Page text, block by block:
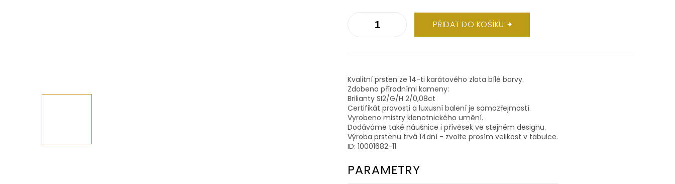
PŘIDAT DO KOŠÍKU
Kvalitní prsten ze 14-ti karátového zlata bílé barvy.
Zdobeno přírodními kameny:
Brilianty SI2/G/H 2/0,08ct
Certifikát pravosti a luxusní balení je samozřejmostí.
Vyrobeno mistry klenotnického umění.
Dodáváme také náušnice i přívěsek ve stejném designu.
Výroba prstenu trvá 14dní - zvolte prosím velikost v tabulce.
ID: 10001682-11
PARAMETRY